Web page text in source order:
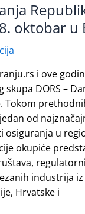
8. oktobar u
i ove
DORS –
Tokom
od
osiguranja u
okupiće
industrija iz
Hrvatske i